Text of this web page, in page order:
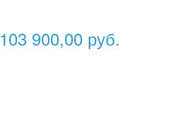
103 900,00 руб.